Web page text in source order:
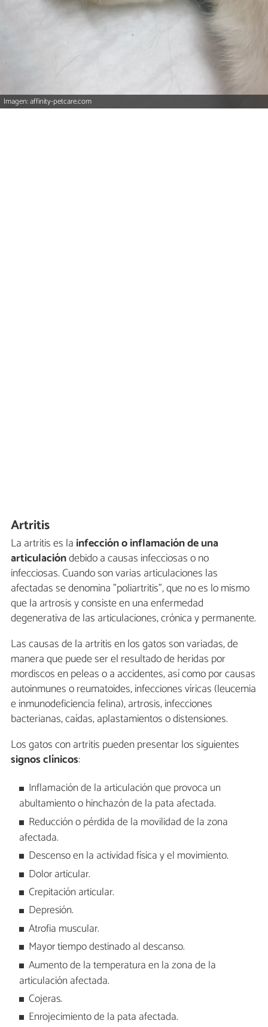
Imagen: affinity-petcare.com
Artritis
La artritis es la infección o inflamación de una
articulacióndebido a causas infecciosas o no
infecciosas. Cuando son varias articulaciones las
afectadas se denomina "poliartritis", que no es lo mismo
que la artrosis y consiste en una enfermedad
degenerativa de las articulaciones, crónica y permanente.
Las causas de la artritis en los gatos son variadas, de
manera que puede ser el resultado de heridas por
mordiscos en peleas o a accidentes, así como por causas
autoinmunes o reumatoides, infecciones víricas (leucemia
e inmunodeficiencia felina), artrosis, infecciones
bacterianas, caídas, aplastamientos o distensiones.
Los gatos con artritis pueden presentar los siguientes
signos clínicos:
Inflamación de la articulación que provoca un
abultamiento o hinchazón de la pata afectada.
Reducción o pérdida de la movilidad de la zona
afectada.
Descenso en la actividad física y el movimiento.
Dolor articular.
Crepitación articular.
Depresión.
Atrofia muscular.
Mayor tiempo destinado al descanso.
Aumento de la temperatura en la zona de la
articulación afectada.
Cojeras.
Enrojecimiento de la pata afectada.